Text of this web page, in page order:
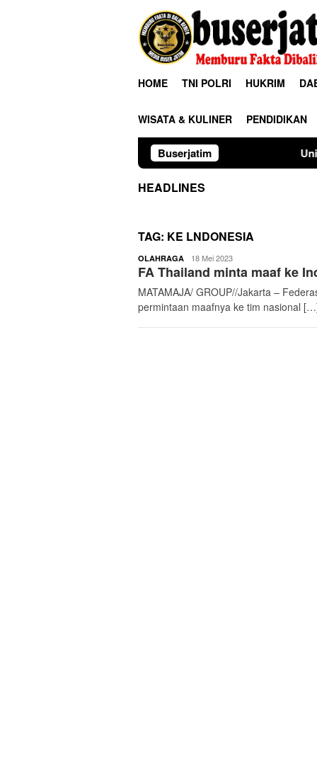
HOME TNI POLRI HUKRIM
WISATA & KULINER PENDIDIKAN
Buserjatim Universitas
HEADLINES
TAG: KE LNDONESIA
OLAHRAGA buserjatim
18 Mei 2023
FA Thailand minta maaf ke
MATAMAJA/ GROUP//Jakarta –
permintaan maafnya ke tim nasional